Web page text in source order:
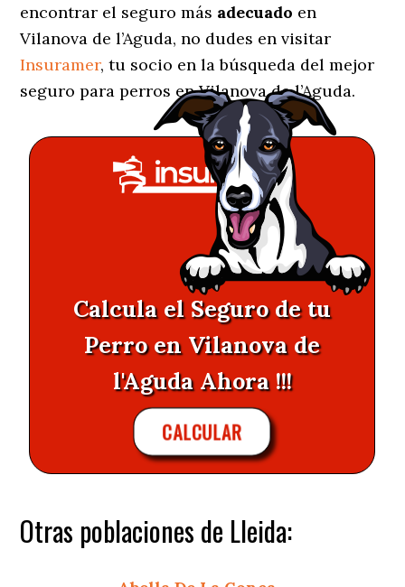
encontrar el seguro más adecuado en
Vilanova de l’Aguda, no dudes en visitar
Insuramer, tu socio en la búsqueda del mejor
seguro para perros en Vilanova de l’Aguda.
Calcula el Seguro de tu
Perro en Vilanova de
l'Aguda Ahora !!!
CALCULAR
Otras poblaciones de Lleida: